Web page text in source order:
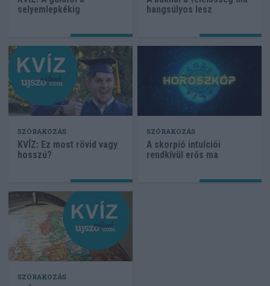
selyemlepkékig
hangsúlyos lesz
SZÓRAKOZÁS
KVÍZ: Ez most rövid vagy
hosszú?
SZÓRAKOZÁS
A skorpió intuíciói
rendkívül erős ma
SZÓRAKOZÁS